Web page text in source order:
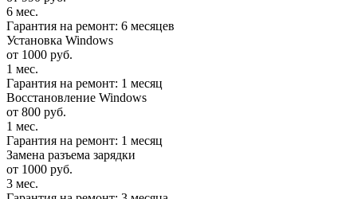
6 мес.
Гарантия на ремонт: 6 месяцев
Установка Windows
от 1000 руб.
1 мес.
Гарантия на ремонт: 1 месяц
Восстановление Windows
от 800 руб.
1 мес.
Гарантия на ремонт: 1 месяц
Замена разъема зарядки
от 1000 руб.
3 мес.